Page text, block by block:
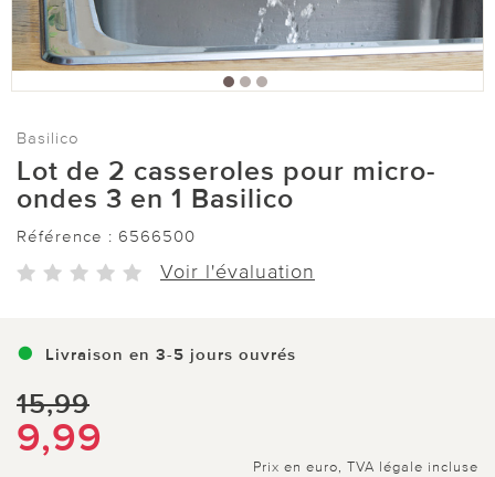
Basilico
Lot de 2 casseroles pour micro-
ondes 3 en 1 Basilico
Référence : 6566500
Voir l'évaluation
Livraison en 3-5 jours ouvrés
15,99
9,99
Prix en euro, TVA légale incluse